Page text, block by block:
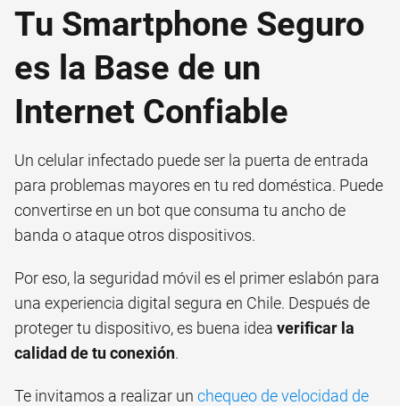
Tu Smartphone Seguro
es la Base de un
Internet Confiable
Un celular infectado puede ser la puerta de entrada
para problemas mayores en tu red doméstica. Puede
convertirse en un bot que consuma tu ancho de
banda o ataque otros dispositivos.
Por eso, la seguridad móvil es el primer eslabón para
una experiencia digital segura en Chile. Después de
proteger tu dispositivo, es buena idea verificar la
calidad de tu conexión.
Te invitamos a realizar un chequeo de velocidad de